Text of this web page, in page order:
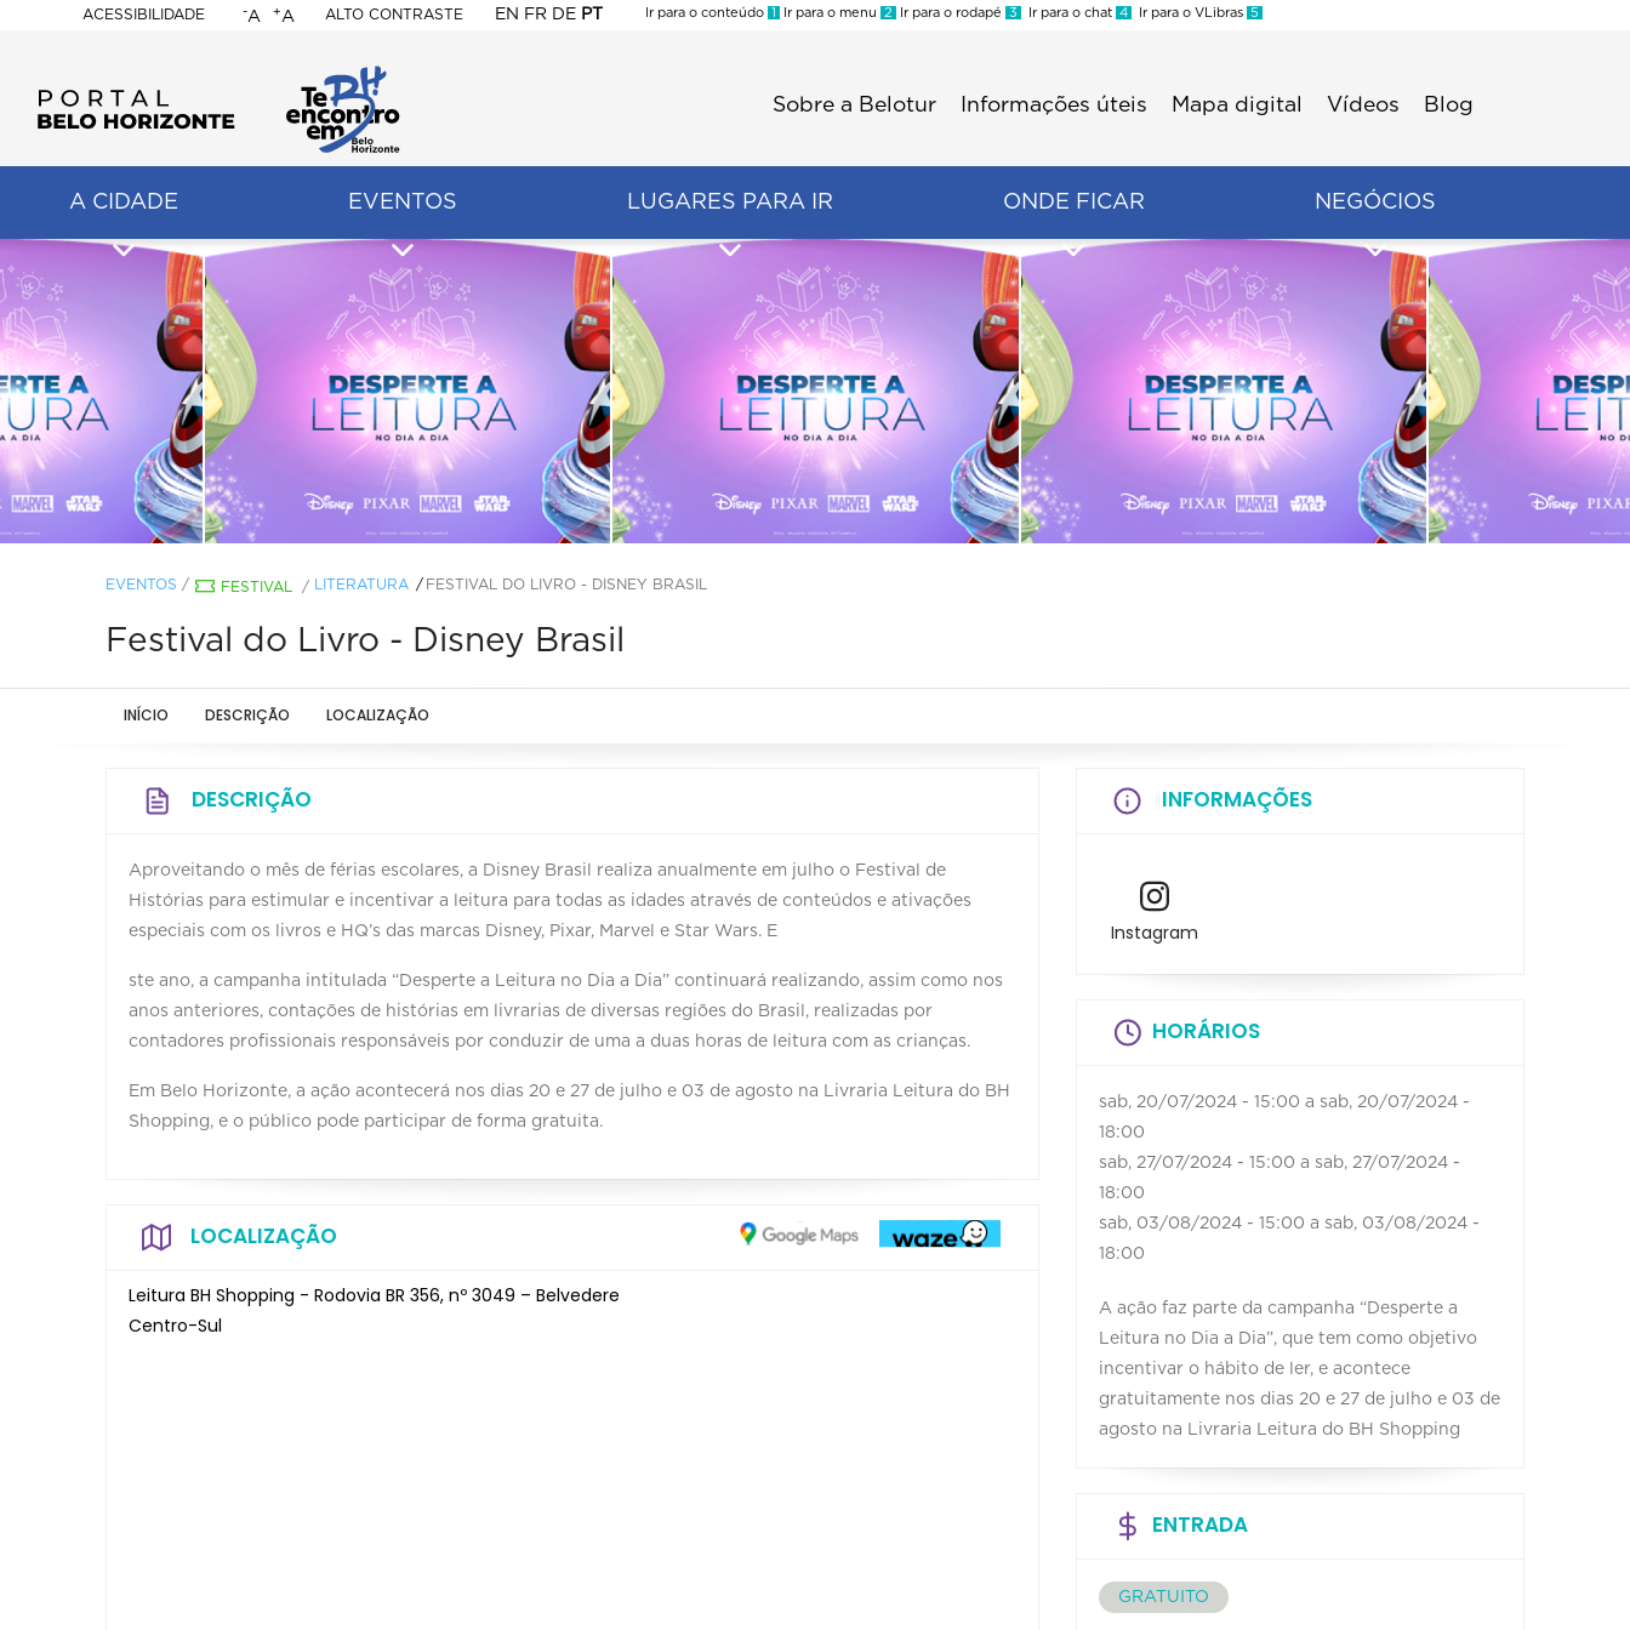
ACESSIBILIDADE
BELO
HORIZONTE
-A +A ALTO CONTRASTE EN FR DE PT
Ir para o conteúdo 1 Ir para o menu 2 Ir para o rodapé 3 Ir para o chat 4 Ir para o VLibras 5
Sobre a Belotur Informações úteis Mapa digital Vídeos Blog
A CIDADE EVENTOS LUGARES PARA IR ONDE FICAR NEGÓCIOS
EVENTOS / FESTIVAL / LITERATURA FESTIVAL DO LIVRO - DISNEY BRASIL
Festival do Livro - Disney Brasil
INÍCIO DESCRIÇÃO LOCALIZAÇÃO
DESCRIÇÃO
Aproveitando o mês de férias escolares, a Disney Brasil realiza anualmente em julho o Festival de
Histórias para estimular e incentivar a leitura para todas as idades através de conteúdos e ativações
especiais com os livros e HQ’s das marcas Disney, Pixar, Marvel e Star Wars. E
ste ano, a campanha intitulada “Desperte a Leitura no Dia a Dia” continuará realizando, assim como nos
anos anteriores, contações de histórias em livrarias de diversas regiões do Brasil, realizadas por
contadores profissionais responsáveis por conduzir de uma a duas horas de leitura com as crianças.
Em Belo Horizonte, a ação acontecerá nos dias 20 e 27 de julho e 03 de agosto na Livraria Leitura do BH
Shopping, e o público pode participar de forma gratuita.
LOCALIZAÇÃO
Leitura BH Shopping - Rodovia BR 356, nº 3049 – Belvedere
Centro-Sul
INFORMAÇÕES
Instagram
HORÁRIOS
sab, 20/07/2024 - 15:00 a sab, 20/07/2024 -
18:00
sab, 27/07/2024 - 15:00 a sab, 27/07/2024 -
18:00
sab, 03/08/2024 - 15:00 a sab, 03/08/2024 -
18:00
A ação faz parte da campanha “Desperte a
Leitura no Dia a Dia”, que tem como objetivo
incentivar o hábito de ler, e acontece
gratuitamente nos dias 20 e 27 de julho e 03 de
agosto na Livraria Leitura do BH Shopping
ENTRADA
GRATUITO